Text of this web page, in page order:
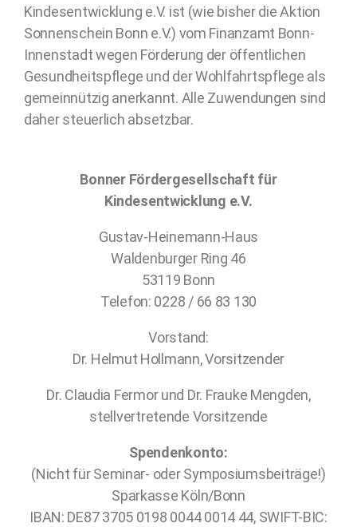
Kindesentwicklung e.V. ist (wie bisher die Aktion
Sonnenschein Bonn e.V.) vom Finanzamt Bonn-
Innenstadt wegen Förderung der öffentlichen
Gesundheitspflege und der Wohlfahrtspflege als
gemeinnützig anerkannt. Alle Zuwendungen sind
daher steuerlich absetzbar.
Bonner Fördergesellschaft für
Kindesentwicklung e.V.
Gustav-Heinemann-Haus
Waldenburger Ring 46
53119 Bonn
Telefon: 0228 / 66 83 130
Vorstand:
Dr. Helmut Hollmann, Vorsitzender
Dr. Claudia Fermor und Dr. Frauke Mengden,
stellvertretende Vorsitzende
Spendenkonto:
(Nicht für Seminar- oder Symposiumsbeiträge!)
Sparkasse Köln/Bonn
IBAN: DE87 3705 0198 0044 0014 44, SWIFT-BIC: